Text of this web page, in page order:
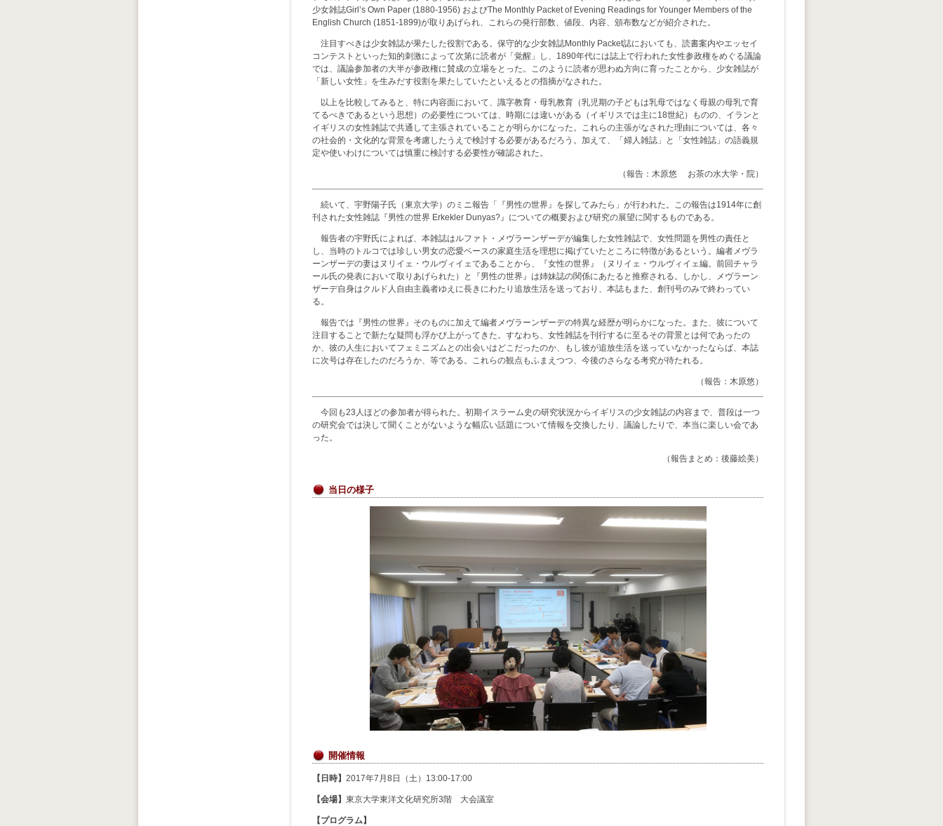
少女雑誌Girl’s Own Paper (1880-1956) およびThe Monthly Packet of Evening Readings for Younger Members of the
English Church (1851-1899)が取りあげられ、これらの発行部数、値段、内容、頒布数などが紹介された。
注目すべきは少女雑誌が果たした役割である。保守的な少女雑誌Monthly Packet誌においても、読書案内やエッセイ
コンテストといった知的刺激によって次第に読者が「覚醒」し、1890年代には誌上で行われた女性参政権をめぐる議論
では、議論参加者の大半が参政権に賛成の立場をとった。このように読者が思わぬ方向に育ったことから、少女雑誌が
「新しい女性」を生みだす役割を果たしていたといえるとの指摘がなされた。
以上を比較してみると、特に内容面において、識字教育・母乳教育（乳児期の子どもは乳母ではなく母親の母乳で育
てるべきであるという思想）の必要性については、時期には違いがある（イギリスでは主に18世紀）ものの、イランと
イギリスの女性雑誌で共通して主張されていることが明らかになった。これらの主張がなされた理由については、各々
の社会的・文化的な背景を考慮したうえで検討する必要があるだろう。加えて、「婦人雑誌」と「女性雑誌」の語義規
定や使いわけについては慎重に検討する必要性が確認された。
（報告：木原悠 お茶の水大学・院）
続いて、宇野陽子氏（東京大学）のミニ報告「『男性の世界』を探してみたら」が行われた。この報告は1914年に創
刊された女性雑誌『男性の世界 Erkekler Dunyas?』についての概要および研究の展望に関するものである。
報告者の宇野氏によれば、本雑誌はルファト・メヴラーンザーデが編集した女性雑誌で、女性問題を男性の責任と
し、当時のトルコでは珍しい男女の恋愛ベースの家庭生活を理想に掲げていたところに特徴があるという。編者メヴラ
ーンザーデの妻はヌリイェ・ウルヴィイェであることから、『女性の世界』（ヌリイェ・ウルヴィイェ編。前回チャラ
ール氏の発表において取りあげられた）と『男性の世界』は姉妹誌の関係にあたると推察される。しかし、メヴラーン
ザーデ自身はクルド人自由主義者ゆえに長きにわたり追放生活を送っており、本誌もまた、創刊号のみで終わってい
る。
報告では『男性の世界』そのものに加えて編者メヴラーンザーデの特異な経歴が明らかになった。また、彼について
注目することで新たな疑問も浮かび上がってきた。すなわち、女性雑誌を刊行するに至るその背景とは何であったの
か、彼の人生においてフェミニズムとの出会いはどこだったのか、もし彼が追放生活を送っていなかったならば、本誌
に次号は存在したのだろうか、等である。これらの観点もふまえつつ、今後のさらなる考究が待たれる。
（報告：木原悠）
今回も23人ほどの参加者が得られた。初期イスラーム史の研究状況からイギリスの少女雑誌の内容まで、普段は一つ
の研究会では決して聞くことがないような幅広い話題について情報を交換したり、議論したりで、本当に楽しい会であ
った。
（報告まとめ：後藤絵美）
当日の様子
開催情報
【日時】 2017年7月8日（土）13:00-17:00
【会場】 東京大学東洋文化研究所3階 大会議室
【プログラム】